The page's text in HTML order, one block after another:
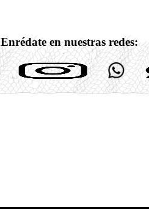
Enrédate en nuestras redes: